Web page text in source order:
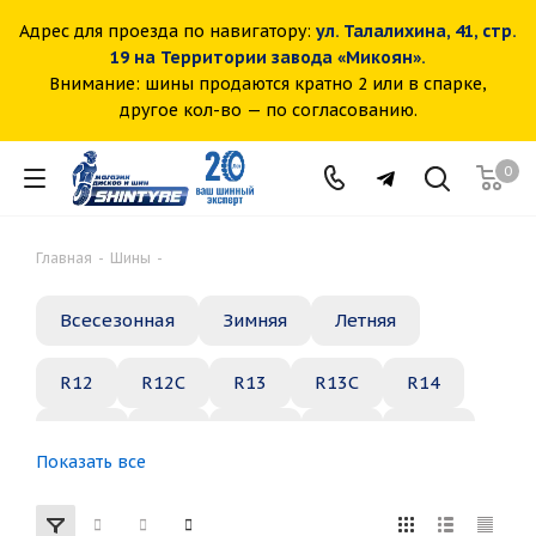
Адрес для проезда по навигатору: ул. Талалихина, 41, стр.
19 на Территории завода «Микоян».
Внимание: шины продаются кратно 2 или в спарке,
другое кол-во — по согласованию.
0
Главная - Шины -
Всесезонная Зимняя Летняя
R12 R12C R13 R13C R14
Показать все